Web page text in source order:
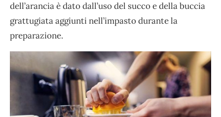
dell’arancia è dato dall’uso del succo e della buccia
grattugiata aggiunti nell’impasto durante la
preparazione.